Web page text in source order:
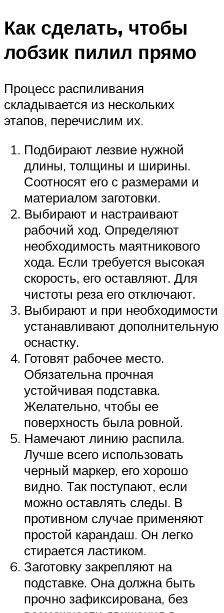
Как сделать, чтобы
лобзик пилил прямо
Процесс распиливания
складывается из нескольких
этапов, перечислим их.
Подбирают лезвие нужной
длины, толщины и ширины.
Соотносят его с размерами и
материалом заготовки.
Выбирают и настраивают
рабочий ход. Определяют
необходимость маятникового
хода. Если требуется высокая
скорость, его оставляют. Для
чистоты реза его отключают.
Выбирают и при необходимости
устанавливают дополнительную
оснастку.
Готовят рабочее место.
Обязательна прочная
устойчивая подставка.
Желательно, чтобы ее
поверхность была ровной.
Намечают линию распила.
Лучше всего использовать
черный маркер, его хорошо
видно. Так поступают, если
можно оставлять следы. В
противном случае применяют
простой карандаш. Он легко
стирается ластиком.
Заготовку закрепляют на
подставке. Она должна быть
прочно зафиксирована, без